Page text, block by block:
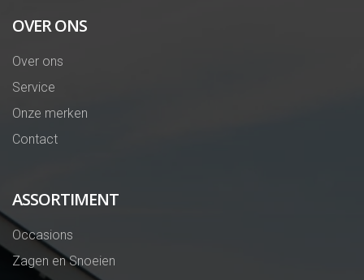
OVER ONS
Over ons
Service
Onze merken
Contact
ASSORTIMENT
Occasions
Zagen en Snoeien